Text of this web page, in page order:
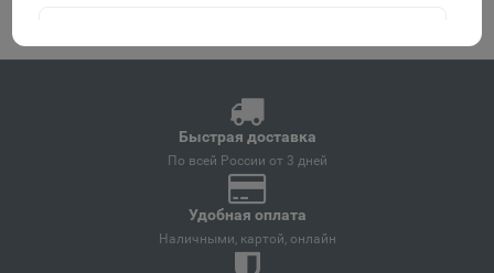
📍
Быстрая доставка
По всей России от 3 дней
Удобная оплата
Наличными, картой, онлайн